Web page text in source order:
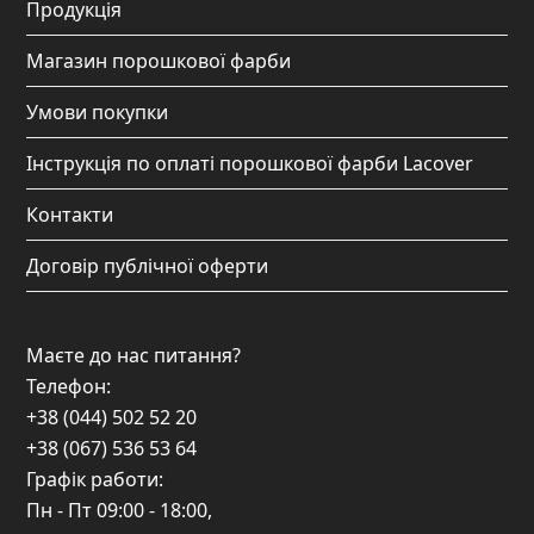
m
Продукція
Магазин порошкової фарби
Умови покупки
Інструкція по оплаті порошкової фарби Lacover
Контакти
Договір публічної оферти
Маєте до нас питання?
Телефон:
+38 (044) 502 52 20
+38 (067) 536 53 64
Графік работи:
Пн - Пт 09:00 - 18:00,